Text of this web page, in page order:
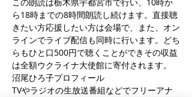
ら18時までの8時間朗読し続けます。直接聴
きたい方応援したい方は会場で、また、オン
ラインでライブ配信も同時に行います。どち
らもひと口500円で聴くことができその収益
は全額ウクライナ大使館に寄付されます。
沼尾ひろ子プロフィール
TVやラジオの生放送番組などでフリーアナ